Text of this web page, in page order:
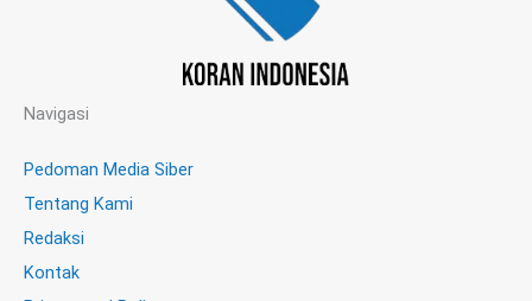
Navigasi
Pedoman Media Siber
Tentang Kami
Redaksi
Kontak